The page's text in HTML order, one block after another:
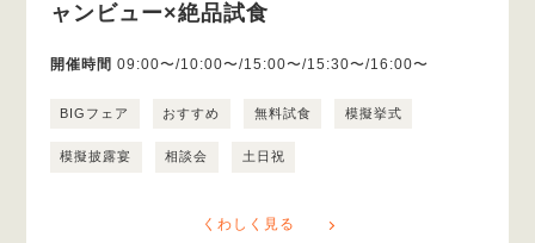
ャンビュー×絶品試食
開催時間 09:00〜/10:00〜/15:00〜/15:30〜/16:00〜
BIGフェア おすすめ 無料試食 模擬挙式
模擬披露宴 相談会 土日祝
くわしく見る